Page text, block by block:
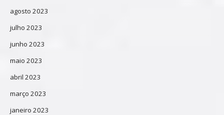
agosto 2023
julho 2023
junho 2023
maio 2023
abril 2023
março 2023
janeiro 2023